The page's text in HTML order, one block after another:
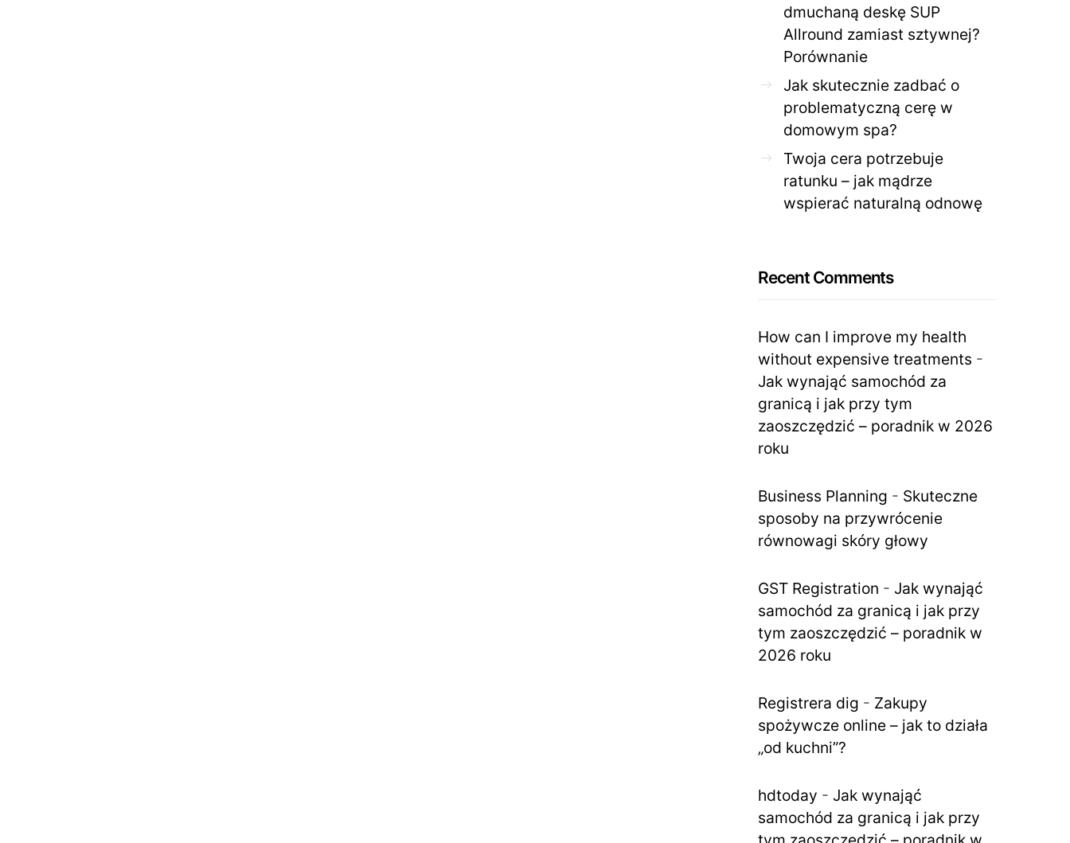
dmuchaną deskę SUP
Allround zamiast sztywnej?
Porównanie
Jak skutecznie zadbać o
problematyczną cerę w
domowym spa?
Twoja cera potrzebuje
ratunku – jak mądrze
wspierać naturalną odnowę
Recent Comments
How can I improve my health
without expensive treatments -
Jak wynająć samochód za
granicą i jak przy tym
zaoszczędzić – poradnik w 2026
roku
Business Planning - Skuteczne
sposoby na przywrócenie
równowagi skóry głowy
GST Registration - Jak wynająć
samochód za granicą i jak przy
tym zaoszczędzić – poradnik w
2026 roku
Registrera dig - Zakupy
spożywcze online – jak to działa
„od kuchni”?
hdtoday - Jak wynająć
samochód za granicą i jak przy